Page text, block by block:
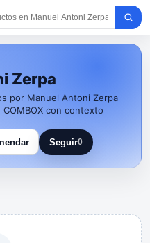
Zerpa
por Manuel Antoni Zerpa
con contexto
Seguir0
Seguir a Manuel